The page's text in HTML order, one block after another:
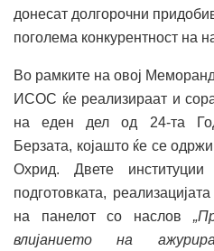
донесат долгорочни
поголема конкурентност на
Во рамките на овој
ИСОС ќе реализираат и
на еден дел од 24-та
Берзата, којашто ќе се
Охрид. Двете институции
подготовката,
на панелот со наслов
влијанието на